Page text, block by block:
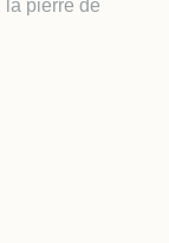
la pierre de